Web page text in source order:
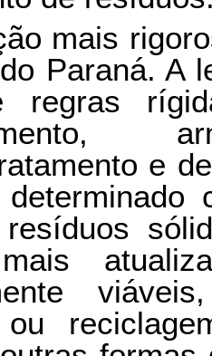
mais
Paraná. A
regras
e
ou